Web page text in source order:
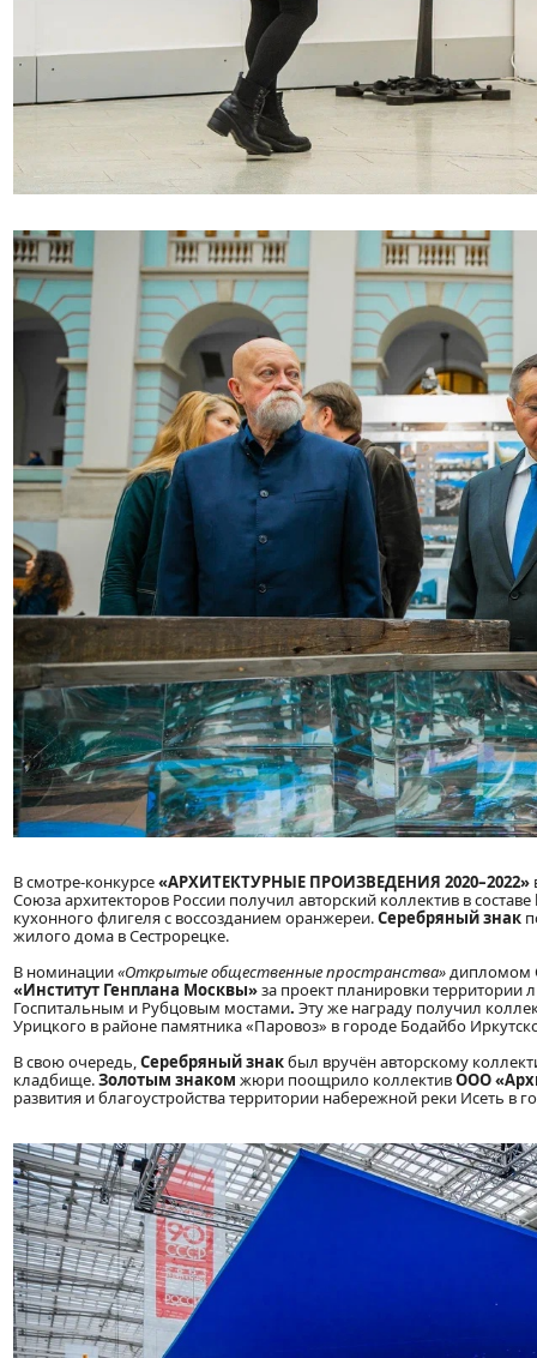
В смотре-конкурсе«АРХИТЕКТУРНЫЕ ПРОИЗВЕДЕНИЯ 2020–2022»
Союза архитекторов России получил авторский коллектив в составе
кухонного флигеля с воссозданием оранжереи.Серебряный знак
жилого дома в Сестрорецке.
В номинации«Открытые общественные пространства»дипломом
«Институт Генплана Москвы»за проект планировки территории
Госпитальным и Рубцовым мостами. Эту же награду получил
Урицкого в районе памятника «Паровоз» в городе Бодайбо
В свою очередь,Серебряный знакбыл вручён авторскому
кладбище.Золотым знаком жюри поощрило коллективООО
развития и благоустройства территории набережной реки Исеть